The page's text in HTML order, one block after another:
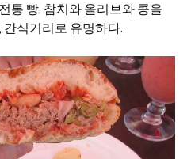
통 빵. 참치와 올리브와 콩을
간식거리로 유명하다.